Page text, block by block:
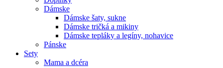
Dámske
Dámske šaty, sukne
Dámske tričká a mikiny
Dámske tepláky a legíny, nohavice
Pánske
Sety
Mama a dcéra